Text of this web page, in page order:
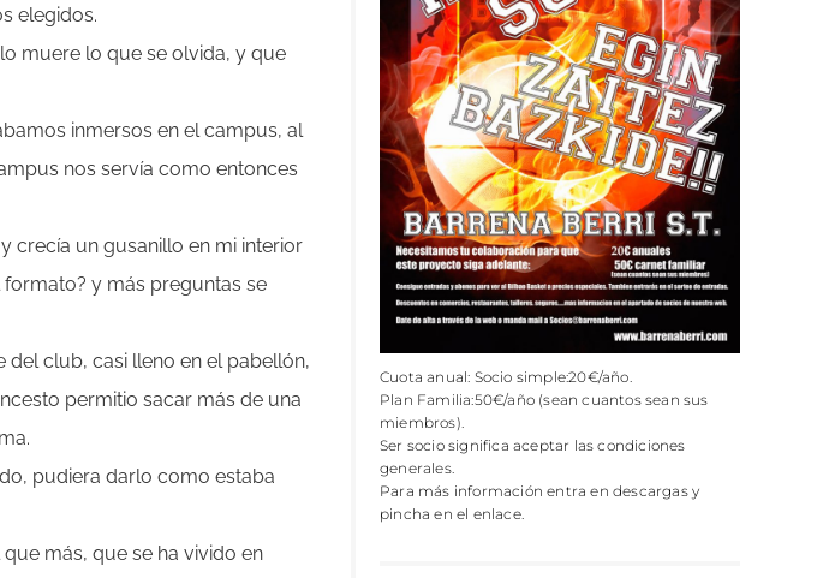
elegidos.
muere lo que se olvida, y que
inmersos en el campus, al
nos servía como entonces
crecía un gusanillo en mi interior
y más preguntas se
del club, casi lleno en el pabellón,
permitio sacar más de una
pudiera darlo como estaba
más, que se ha vivido en
Cuota anual: Socio simple:20€/año.
Plan Familia:50€/año (sean cuantos sean sus
miembros).
Ser socio significa aceptar las condiciones
generales.
Para más información entra en descargas y
pincha en el enlace.